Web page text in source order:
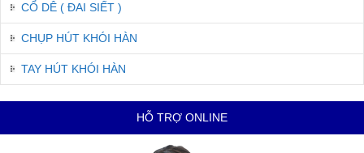
CỔ DÊ ( ĐAI SIẾT )
CHỤP HÚT KHÓI HÀN
TAY HÚT KHÓI HÀN
HỖ TRỢ ONLINE